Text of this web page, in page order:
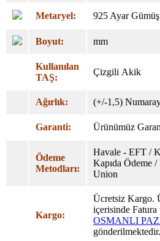
Metaryel: 925 Ayar Gümüş
Boyut: mm
Kullanılan
TAŞ:
Çizgili Akik
Ağırlık: (+/-1,5)
Garanti: Ürünümüz
Ödeme
Metodları:
Havale - EFT /
Kapıda Ödeme
Union
Kargo:
Ücretsiz Kargo.
içerisinde Fatura
OSMANLI
gönderilmektedir.